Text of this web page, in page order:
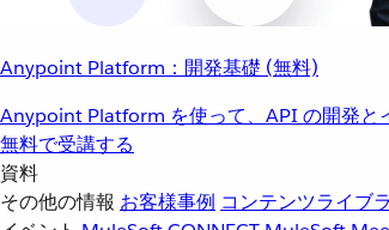
Anypoint Platform：開発基礎 (無料)
Anypoint Platform を使って、API の開発と
無料で受講する
資料
その他の情報 お客様事例 コンテンツライブ